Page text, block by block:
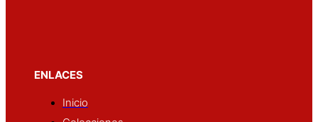
ENLACES
Inicio